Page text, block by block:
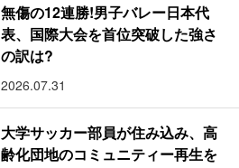
無傷の12連勝!男子バレー日本代
表、国際大会を首位突破した強さ
の訳は?
2026.07.31
大学サッカー部員が住み込み、高
齢化団地のコミュニティー再生を